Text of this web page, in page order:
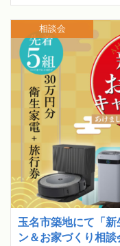
玉名市築地にて「
ン＆お家づくり相
相談会